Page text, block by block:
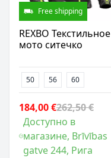
Free shipping
REXBO Текстильное
мото ситечко
50 56 60
184,00 €262,50 €
Доступно в
магазине, Brīvības
gatve 244, Рига